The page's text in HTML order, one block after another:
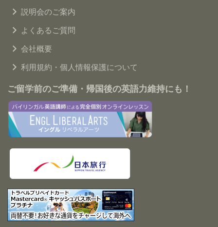
説明会のご案内
よくあるご質問
会社概要
利用規約・個人情報保護について
ご留学前のご準備・帰国後の英語力維持にも！